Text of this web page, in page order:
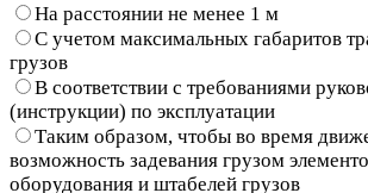
На расстоянии не менее 1 м
С учетом максимальных габаритов
грузов
В соответствии с требованиями
(инструкции) по эксплуатации
Таким образом, чтобы во время
возможность задевания грузом
оборудования и штабелей грузов